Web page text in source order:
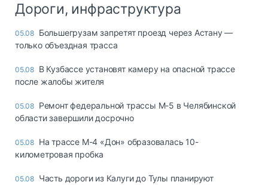
Дороги, инфраструктура
05.08 Большегрузам запретят проезд через Астану —
только объездная трасса
05.08 В Кузбассе установят камеру на опасной трассе
после жалобы жителя
05.08 Ремонт федеральной трассы М-5 в Челябинской
области завершили досрочно
05.08 На трассе М-4 «Дон» образовалась 10-
километровая пробка
05.08 Часть дороги из Калуги до Тулы планируют